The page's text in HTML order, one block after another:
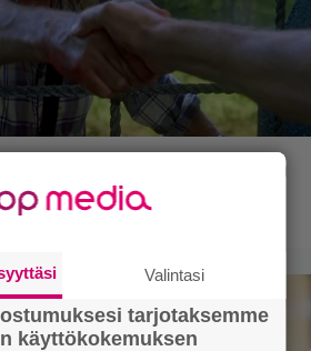
jäi Sam Neillin
Valintasi
tarjotaksemme
käyttökokemuksen